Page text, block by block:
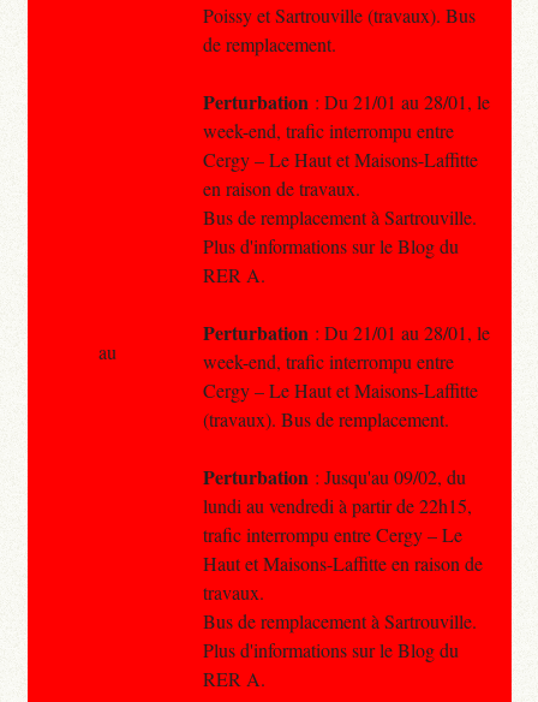
Poissy et Sartrouville (travaux). Bus
de remplacement.
Perturbation : Du 21/01 au 28/01, le
week-end, trafic interrompu entre
Cergy – Le Haut et Maisons-Laffitte
en raison de travaux.
Bus de remplacement à Sartrouville.
Plus d'informations sur le Blog du
RER A.
Perturbation : Du 21/01 au 28/01, le
week-end, trafic interrompu entre
Cergy – Le Haut et Maisons-Laffitte
(travaux). Bus de remplacement.
Perturbation : Jusqu'au 09/02, du
lundi au vendredi à partir de 22h15,
trafic interrompu entre Cergy – Le
Haut et Maisons-Laffitte en raison de
travaux.
Bus de remplacement à Sartrouville.
Plus d'informations sur le Blog du
RER A.
au